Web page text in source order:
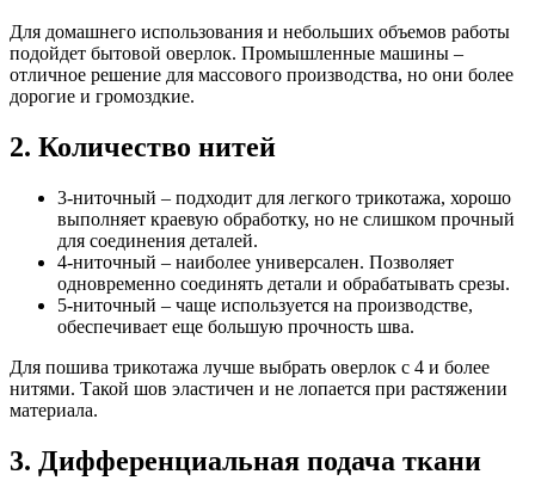
Для домашнего использования и небольших объемов работы
подойдет бытовой оверлок. Промышленные машины –
отличное решение для массового производства, но они более
дорогие и громоздкие.
2. Количество нитей
3-ниточный – подходит для легкого трикотажа, хорошо
выполняет краевую обработку, но не слишком прочный
для соединения деталей.
4-ниточный – наиболее универсален. Позволяет
одновременно соединять детали и обрабатывать срезы.
5-ниточный – чаще используется на производстве,
обеспечивает еще большую прочность шва.
Для пошива трикотажа лучше выбрать оверлок с 4 и более
нитями. Такой шов эластичен и не лопается при растяжении
материала.
3. Дифференциальная подача ткани